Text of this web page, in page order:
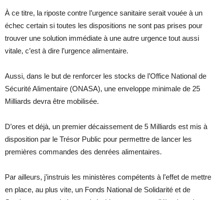
À ce titre, la riposte contre l’urgence sanitaire serait vouée à un
échec certain si toutes les dispositions ne sont pas prises pour
trouver une solution immédiate à une autre urgence tout aussi
vitale, c’est à dire l’urgence alimentaire.
Aussi, dans le but de renforcer les stocks de l’Office National de
Sécurité Alimentaire (ONASA), une enveloppe minimale de 25
Milliards devra être mobilisée.
D’ores et déjà, un premier décaissement de 5 Milliards est mis à
disposition par le Trésor Public pour permettre de lancer les
premières commandes des denrées alimentaires.
Par ailleurs, j’instruis les ministères compétents à l’effet de mettre
en place, au plus vite, un Fonds National de Solidarité et de